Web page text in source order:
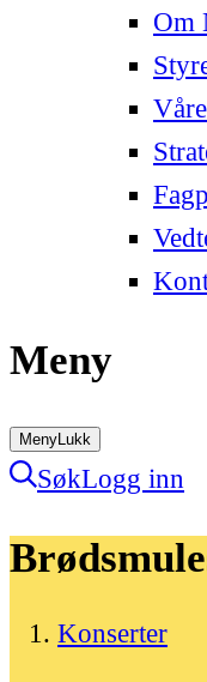
Om
Meny
MenyLukk
SøkLogg inn
Konserter